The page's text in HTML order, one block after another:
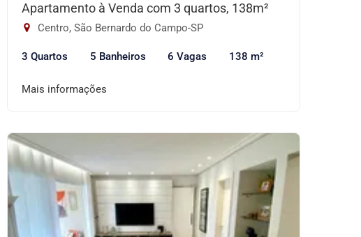
Apartamento à Venda com 3 quartos, 138m²
Centro, São Bernardo do Campo-SP
3 Quartos 5 Banheiros 6 Vagas 138 m²
Mais informações